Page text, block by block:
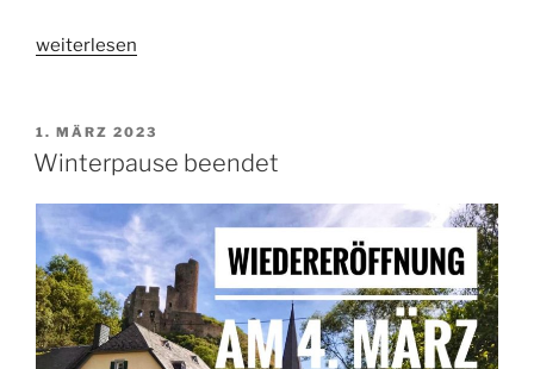
„Sonntag
weiterlesen
VERÖFFENTLICHT
AM
1. MÄRZ 2023
Winterpause beendet